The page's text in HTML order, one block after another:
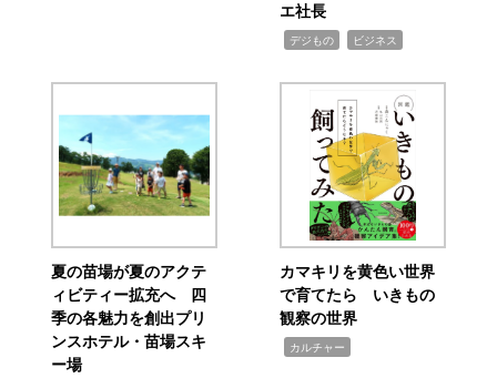
エ社長
デジもの ビジネス
夏の苗場が夏のアクテ
ィビティー拡充へ 四
季の各魅力を創出プリ
ンスホテル・苗場スキ
ー場
カマキリを黄色い世界
で育てたら いきもの
観察の世界
カルチャー